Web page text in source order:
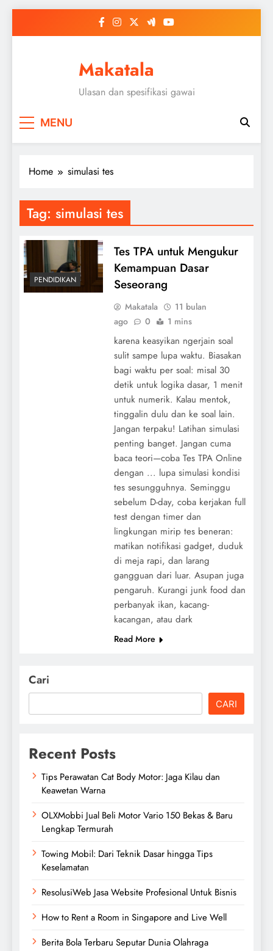
Makatala
Ulasan dan spesifikasi gawai
MENU
Home simulasi tes
Tag: simulasi tes
PENDIDIKAN
Tes TPA untuk Mengukur
Kemampuan Dasar
Seseorang
Makatala
11 bulan
ago
0 1 mins
karena keasyikan ngerjain soal
sulit sampe lupa waktu. Biasakan
bagi waktu per soal: misal 30
detik untuk logika dasar, 1 menit
untuk numerik. Kalau mentok,
tinggalin dulu dan ke soal lain.
Jangan terpaku! Latihan simulasi
penting banget. Jangan cuma
baca teori—coba Tes TPA Online
dengan ... lupa simulasi kondisi
tes sesungguhnya. Seminggu
sebelum D-day, coba kerjakan full
test dengan timer dan
lingkungan mirip tes beneran:
matikan notifikasi gadget, duduk
di meja rapi, dan larang
gangguan dari luar. Asupan juga
pengaruh. Kurangi junk food dan
perbanyak ikan, kacang-
kacangan, atau dark
Read More
Cari
CARI
Recent Posts
Tips Perawatan Cat Body Motor: Jaga Kilau dan
Keawetan Warna
OLXMobbi Jual Beli Motor Vario 150 Bekas & Baru
Lengkap Termurah
Towing Mobil: Dari Teknik Dasar hingga Tips
Keselamatan
ResolusiWeb Jasa Website Profesional Untuk Bisnis
How to Rent a Room in Singapore and Live Well
Berita Bola Terbaru Seputar Dunia Olahraga